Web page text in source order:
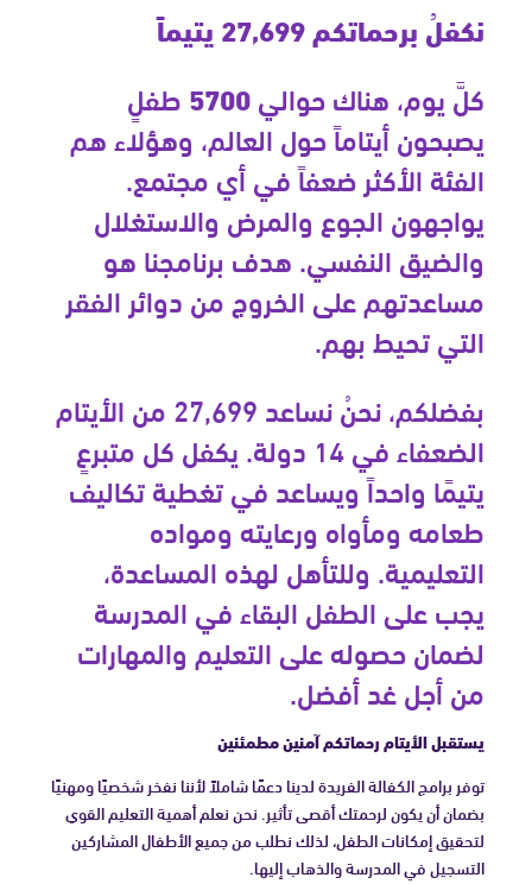
نكفلُ برحماتكم 27,699 يتيماً
كلَّ يوم، هناك حوالي5700طفلٍ
يصبحون أيتاماً حول العالم، وهؤلاء هم
الفئة الأكثر ضعفاً في أي مجتمع.
يواجهون الجوع والمرض والاستغلال
والضيق النفسي. هدف برنامجنا هو
مساعدتهم على الخروج من دوائر الفقر
التي تحيط بهم.
بفضلكم، نحنُ نساعد 27,699 من الأيتام
الضعفاء في 14 دولة. يكفل كل متبرعٍ
يتيمًا واحداً ويساعد في تغطية تكاليف
طعامه ومأواه ورعايته ومواده
التعليمية. وللتأهل لهذه المساعدة،
يجب على الطفل البقاء في المدرسة
لضمان حصوله على التعليم والمهارات
من أجل غد أفضل.
يستقبل الأيتام رحماتكم آمنين مطمئنين
توفر برامج الكفالة الفريدة لدينا دعمًا شاملاً لأننا نفخر شخصيًا ومهنيًا
بضمان أن يكون لرحمتك أقصى تأثير. نحن نعلم أهمية التعليم القوي
لتحقيق إمكانات الطفل، لذلك نطلب من جميع الأطفال المشاركين
التسجيل في المدرسة والذهاب إليها.